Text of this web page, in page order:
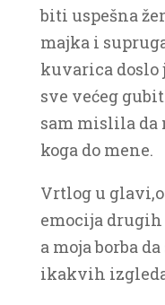
biti uspešna
majka i
kuvarica doslo
sve većeg
sam mislila da
koga do mene.
Vrtlog u
emocija drugih
a moja borba
ikakvih